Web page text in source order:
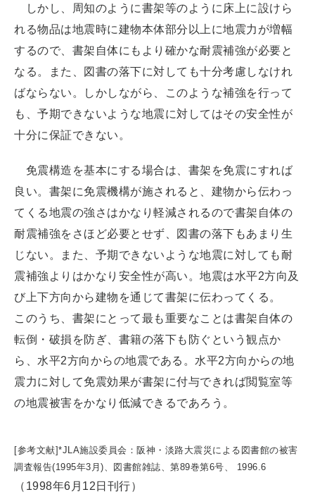
しかし、周知のように書架等のように床上に設けら
れる物品は地震時に建物本体部分以上に地震力が増幅
するので、書架自体にもより確かな耐震補強が必要と
なる。また、図書の落下に対しても十分考慮しなけれ
ばならない。しかしながら、このような補強を行って
も、予期できないような地震に対してはその安全性が
十分に保証できない。
免震構造を基本にする場合は、書架を免震にすれば
良い。書架に免震機構が施されると、建物から伝わっ
てくる地震の強さはかなり軽減されるので書架自体の
耐震補強をさほど必要とせず、図書の落下もあまり生
じない。また、予期できないような地震に対しても耐
震補強よりはかなり安全性が高い。地震は水平2方向及
び上下方向から建物を通じて書架に伝わってくる。
このうち、書架にとって最も重要なことは書架自体の
転倒・破損を防ぎ、書籍の落下も防ぐという観点か
ら、水平2方向からの地震である。水平2方向からの地
震力に対して免震効果が書架に付与できれば閲覧室等
の地震被害をかなり低減できるであろう。
[参考文献]*JLA施設委員会：阪神・淡路大震災による図書館の被害
調査報告(1995年3月)、図書館雑誌、第89巻第6号、 1996.6
（1998年6月12日刊行）